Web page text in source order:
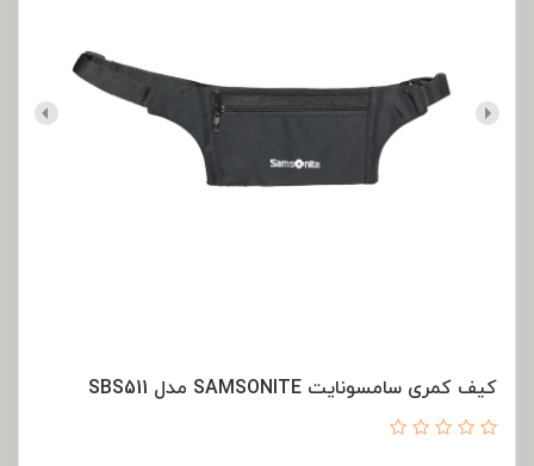
کیف کمری سامسونایت SAMSONITE مدل SBS511